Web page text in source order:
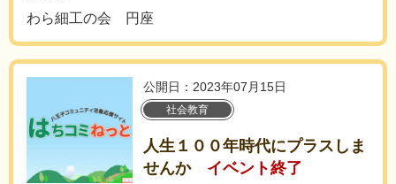
わら細工の会 円座
公開日：2023年07月15日
社会教育
人生１００年時代にプラスしま
せんか
イベント終了